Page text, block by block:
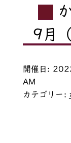
9月
開催日:
AM
カテゴリー: